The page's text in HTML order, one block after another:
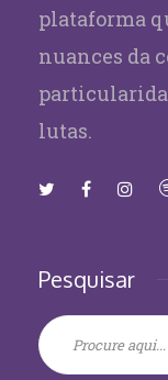
plataforma
nuances da
lutas.
Pesquisar